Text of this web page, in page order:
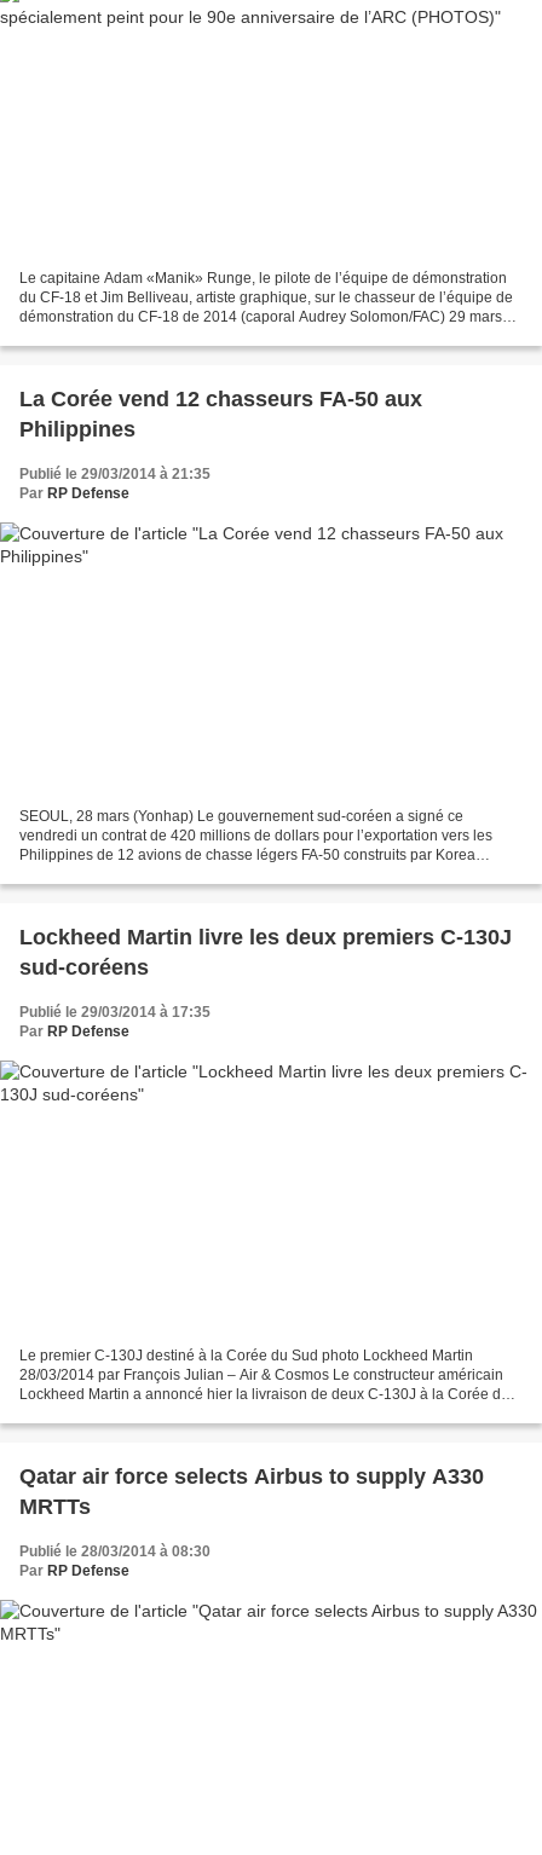
Le capitaine Adam «Manik» Runge, le pilote de l’équipe de démonstration
du CF-18 et Jim Belliveau, artiste graphique, sur le chasseur de l’équipe de
démonstration du CF-18 de 2014 (caporal Audrey Solomon/FAC) 29 mars
La Corée vend 12 chasseurs FA-50 aux
Philippines
Publié le 29/03/2014 à 21:35
Par RP Defense
SEOUL, 28 mars (Yonhap) Le gouvernement sud-coréen a signé ce
vendredi un contrat de 420 millions de dollars pour l’exportation vers les
Philippines de 12 avions de chasse légers FA-50 construits par Korea
Lockheed Martin livre les deux premiers C-130J
sud-coréens
Publié le 29/03/2014 à 17:35
Par RP Defense
Le premier C-130J destiné à la Corée du Sud photo Lockheed Martin
28/03/2014 par François Julian – Air & Cosmos Le constructeur américain
Lockheed Martin a annoncé hier la livraison de deux C-130J à la Corée du
Qatar air force selects Airbus to supply A330
MRTTs
Publié le 28/03/2014 à 08:30
Par RP Defense